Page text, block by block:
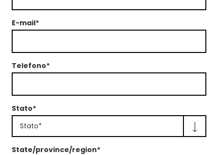
E-mail*
Telefono*
Stato*
Stato*
State/province/region*